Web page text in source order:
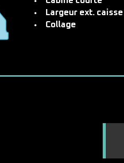
Largeur ext.
Collage